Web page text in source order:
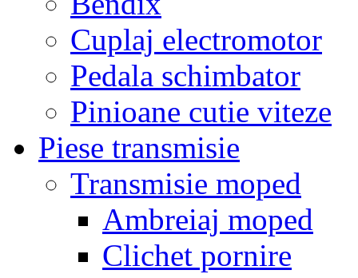
Cuplaj electromotor
Pedala schimbator
Pinioane cutie viteze
Piese transmisie
Transmisie moped
Ambreiaj moped
Clichet pornire